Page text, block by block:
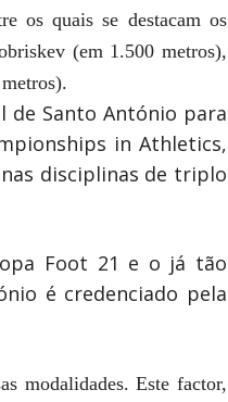
os quais se destacam os
(em 1.500 metros),
de Santo António para
in Athletics,
disciplinas de triplo
Foot 21 e o já tão
é credenciado pela
modalidades. Este factor,